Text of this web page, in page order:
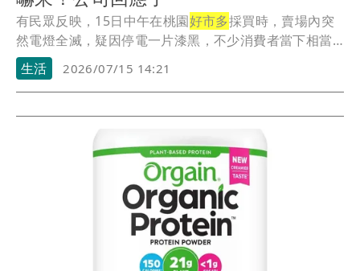
有民眾反映，15日中午在桃園好市多採買時，賣場內突
然電燈全滅，疑因停電一片漆黑，不少消費者當下相當
驚...
生活 2026/07/15 14:21